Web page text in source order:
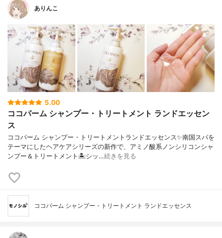
ありんこ
5.00
ココパーム シャンプー・トリートメント ランドエッセン
ス
ココパーム シャンプー・トリートメントランドエッセンス✨南国スパを
テーマにしたヘアケアシリーズの新作で、アミノ酸系ノンシリコンシャ
ンプー＆トリートメント🏝️シッ…続きを見る
ココパーム シャンプー・トリートメント ランドエッセンス